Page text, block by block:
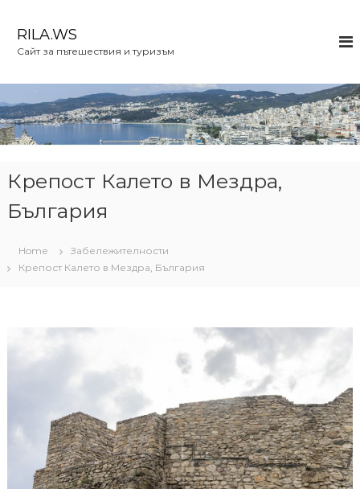
c
o
n
RILA.WS
Сайт за пътешествия и туризъм
Крепост Калето в Мездра,
България
Home
Забележителности
Крепост Калето в Мездра, България